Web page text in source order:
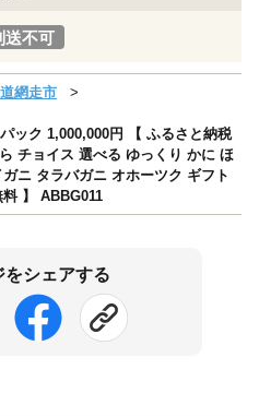
送不可
網走市
ック 1,000,000円 【 ふるさと納税
チョイス 選べる ゆっくり かに ほ
ニ タラバガニ オホーツク ギフト
】 ABBG011
をシェアする